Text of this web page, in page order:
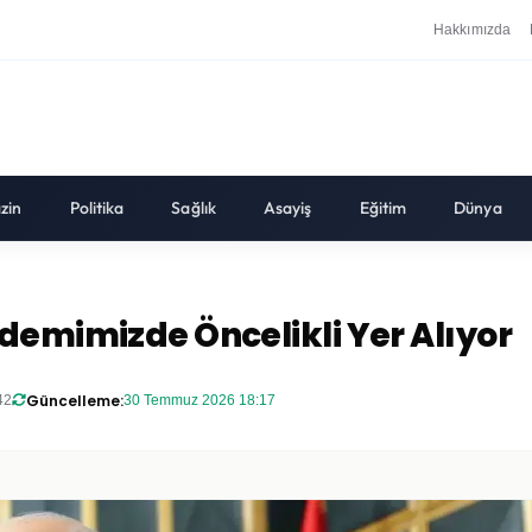
Hakkımızda
Politika Sağlık Asayiş Eğitim Dünya
Öncelikli Yer Alıyor
Güncelleme:30 Temmuz 2026 18:17